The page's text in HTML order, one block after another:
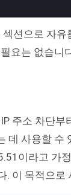
션으로 자
요는 없습니
주소 차단부
데 사용할 수
이라고 가
. 이 목적으